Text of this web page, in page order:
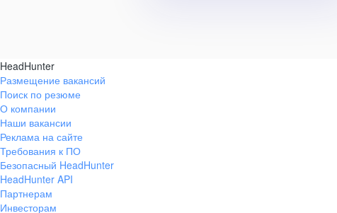
HeadHunter
Размещение вакансий
Поиск по резюме
О компании
Наши вакансии
Реклама на сайте
Требования к ПО
Безопасный HeadHunter
HeadHunter API
Партнерам
Инвесторам